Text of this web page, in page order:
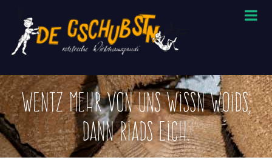
Wentz mehr von uns wissn woids,
dann riads eich.